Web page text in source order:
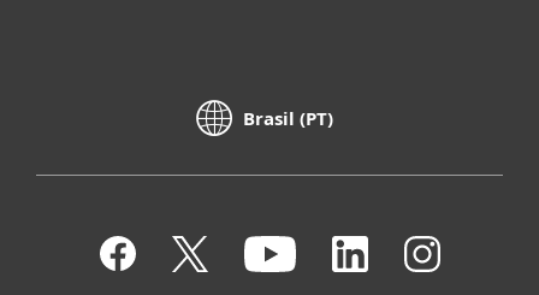
Brasil (PT)